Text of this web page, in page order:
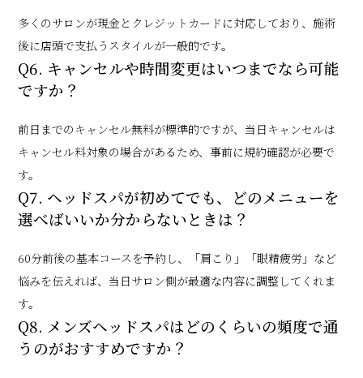
多くのサロンが現金とクレジットカードに対応しており、施術
後に店頭で支払うスタイルが一般的です。
Q6. キャンセルや時間変更はいつまでなら可能
ですか？
前日までのキャンセル無料が標準的ですが、当日キャンセルは
キャンセル料対象の場合があるため、事前に規約確認が必要で
す。
Q7. ヘッドスパが初めてでも、どのメニューを
選べばいいか分からないときは？
60分前後の基本コースを予約し、「肩こり」「眼精疲労」など
悩みを伝えれば、当日サロン側が最適な内容に調整してくれま
す。
Q8. メンズヘッドスパはどのくらいの頻度で通
うのがおすすめですか？